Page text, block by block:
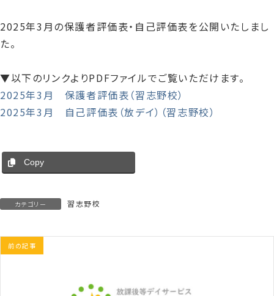
2025年3月の保護者評価表・自己評価表を公開いたしまし
た。
▼以下のリンクよりPDFファイルでご覧いただけます。
2025年3月 保護者評価表（習志野校）
2025年3月 自己評価表（放デイ）（習志野校）
Copy
カテゴリー 習志野校
前の記事